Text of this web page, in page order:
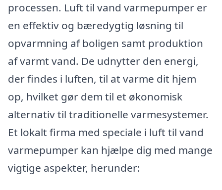
processen. Luft til vand varmepumper er
en effektiv og bæredygtig løsning til
opvarmning af boligen samt produktion
af varmt vand. De udnytter den energi,
der findes i luften, til at varme dit hjem
op, hvilket gør dem til et økonomisk
alternativ til traditionelle varmesystemer.
Et lokalt firma med speciale i luft til vand
varmepumper kan hjælpe dig med mange
vigtige aspekter, herunder: